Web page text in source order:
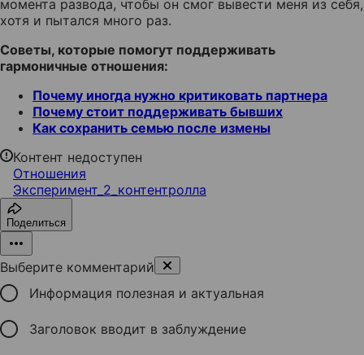
момента развода, чтобы он смог вывести меня из себя,
хотя и пытался много раз.
Советы, которые помогут поддерживать
гармоничные отношения:
Почему иногда нужно критиковать партнера
Почему стоит поддерживать бывших
Как сохранить семью после измены
Контент недоступен
Отношения
Эксперимент_2_контентролла
Поделиться
Выберите комментарий
Информация полезная и актуальная
Заголовок вводит в заблуждение